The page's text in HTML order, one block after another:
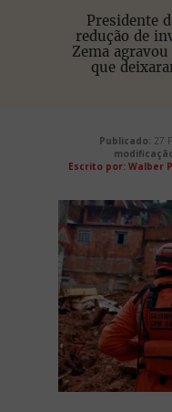
Presidente
redução de
Zema
que
Publicado: 27
Escrito por: Walber